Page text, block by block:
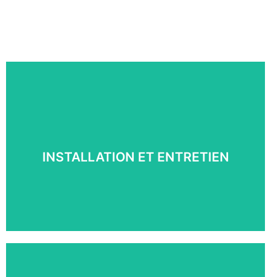
INSTALLATION ET ENTRETIEN